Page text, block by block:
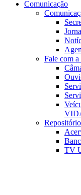
Comunicação
Fale com
TV